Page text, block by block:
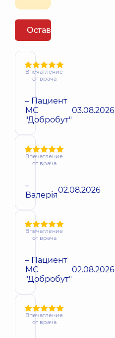
Оставить отзыв
Впечатление
от врача
– Пациент
МС
"Добробут"
03.08.2026
Впечатление
от врача
–
Валерія02.08.2026
Впечатление
от врача
– Пациент
МС
"Добробут"
02.08.2026
Впечатление
от врача